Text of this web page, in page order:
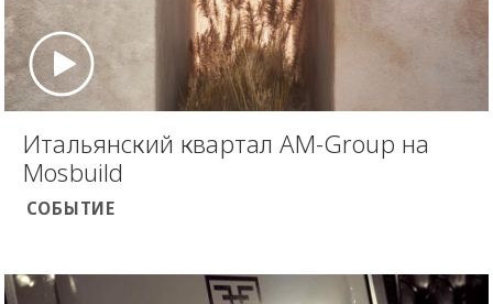
Итальянский квартал AM-Group на
Mosbuild
СОБЫТИЕ